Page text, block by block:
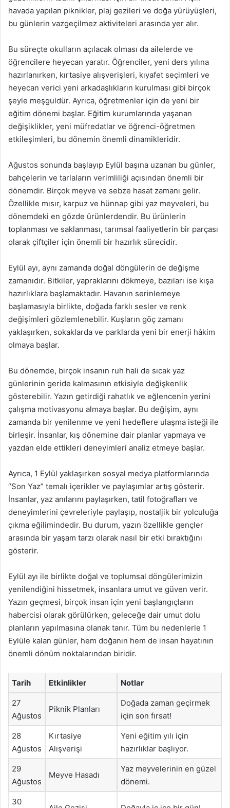
havada yapılan piknikler, plaj gezileri ve doğa yürüyüşleri,
bu günlerin vazgeçilmez aktiviteleri arasında yer alır.
Bu süreçte okulların açılacak olması da ailelerde ve
öğrencilere heyecan yaratır. Öğrenciler, yeni ders yılına
hazırlanırken, kırtasiye alışverişleri, kıyafet seçimleri ve
heyecan verici yeni arkadaşlıkların kurulması gibi birçok
şeyle meşguldür. Ayrıca, öğretmenler için de yeni bir
eğitim dönemi başlar. Eğitim kurumlarında yaşanan
değişiklikler, yeni müfredatlar ve öğrenci-öğretmen
etkileşimleri, bu dönemin önemli dinamikleridir.
Ağustos sonunda başlayıp Eylül başına uzanan bu günler,
bahçelerin ve tarlaların verimliliği açısından önemli bir
dönemdir. Birçok meyve ve sebze hasat zamanı gelir.
Özellikle mısır, karpuz ve hünnap gibi yaz meyveleri, bu
dönemdeki en gözde ürünlerdendir. Bu ürünlerin
toplanması ve saklanması, tarımsal faaliyetlerin bir parçası
olarak çiftçiler için önemli bir hazırlık sürecidir.
Eylül ayı, aynı zamanda doğal döngülerin de değişme
zamanıdır. Bitkiler, yapraklarını dökmeye, bazıları ise kışa
hazırlıklara başlamaktadır. Havanın serinlemeye
başlamasıyla birlikte, doğada farklı sesler ve renk
değişimleri gözlemlenebilir. Kuşların göç zamanı
yaklaşırken, sokaklarda ve parklarda yeni bir enerji hâkim
olmaya başlar.
Bu dönemde, birçok insanın ruh hali de sıcak yaz
günlerinin geride kalmasının etkisiyle değişkenlik
gösterebilir. Yazın getirdiği rahatlık ve eğlencenin yerini
çalışma motivasyonu almaya başlar. Bu değişim, aynı
zamanda bir yenilenme ve yeni hedeflere ulaşma isteği ile
birleşir. İnsanlar, kış dönemine dair planlar yapmaya ve
yazdan elde ettikleri deneyimleri analiz etmeye başlar.
Ayrıca, 1 Eylül yaklaşırken sosyal medya platformlarında
“Son Yaz” temalı içerikler ve paylaşımlar artış gösterir.
İnsanlar, yaz anılarını paylaşırken, tatil fotoğrafları ve
deneyimlerini çevreleriyle paylaşıp, nostaljik bir yolculuğa
çıkma eğilimindedir. Bu durum, yazın özellikle gençler
arasında bir yaşam tarzı olarak nasıl bir etki bıraktığını
gösterir.
Eylül ayı ile birlikte doğal ve toplumsal döngülerimizin
yenilendiğini hissetmek, insanlara umut ve güven verir.
Yazın geçmesi, birçok insan için yeni başlangıçların
habercisi olarak görülürken, geleceğe dair umut dolu
planların yapılmasına olanak tanır. Tüm bu nedenlerle 1
Eylüle kalan günler, hem doğanın hem de insan hayatının
önemli dönüm noktalarından biridir.
Tarih Etkinlikler Notlar
27
Ağustos
Piknik Planları
Doğada zaman geçirmek
için son fırsat!
28
Ağustos
Kırtasiye
Alışverişi
Yeni eğitim yılı için
hazırlıklar başlıyor.
29
Ağustos
Meyve Hasadı
Yaz meyvelerinin en güzel
dönemi.
30